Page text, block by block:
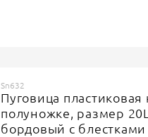
Sn632
Пуговица пластиковая
полуножке, размер
бордовый с блестками